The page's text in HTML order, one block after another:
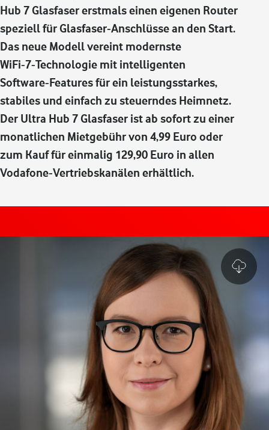
Hub 7 Glasfaser erstmals einen eigenen Router
speziell für Glasfaser‑Anschlüsse an den Start.
Das neue Modell vereint modernste
WiFi‑7‑Technologie mit intelligenten
Software‑Features für ein leistungsstarkes,
stabiles und einfach zu steuerndes Heimnetz.
Der Ultra Hub 7 Glasfaser ist ab sofort zu einer
monatlichen Mietgebühr von 4,99 Euro oder
zum Kauf für einmalig 129,90 Euro in allen
Vodafone‑Vertriebskanälen erhältlich.